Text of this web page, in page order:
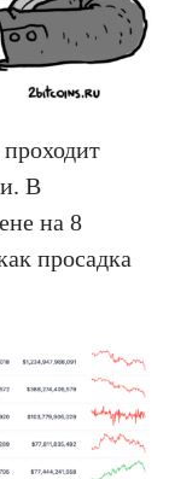
В
на 8
просадка